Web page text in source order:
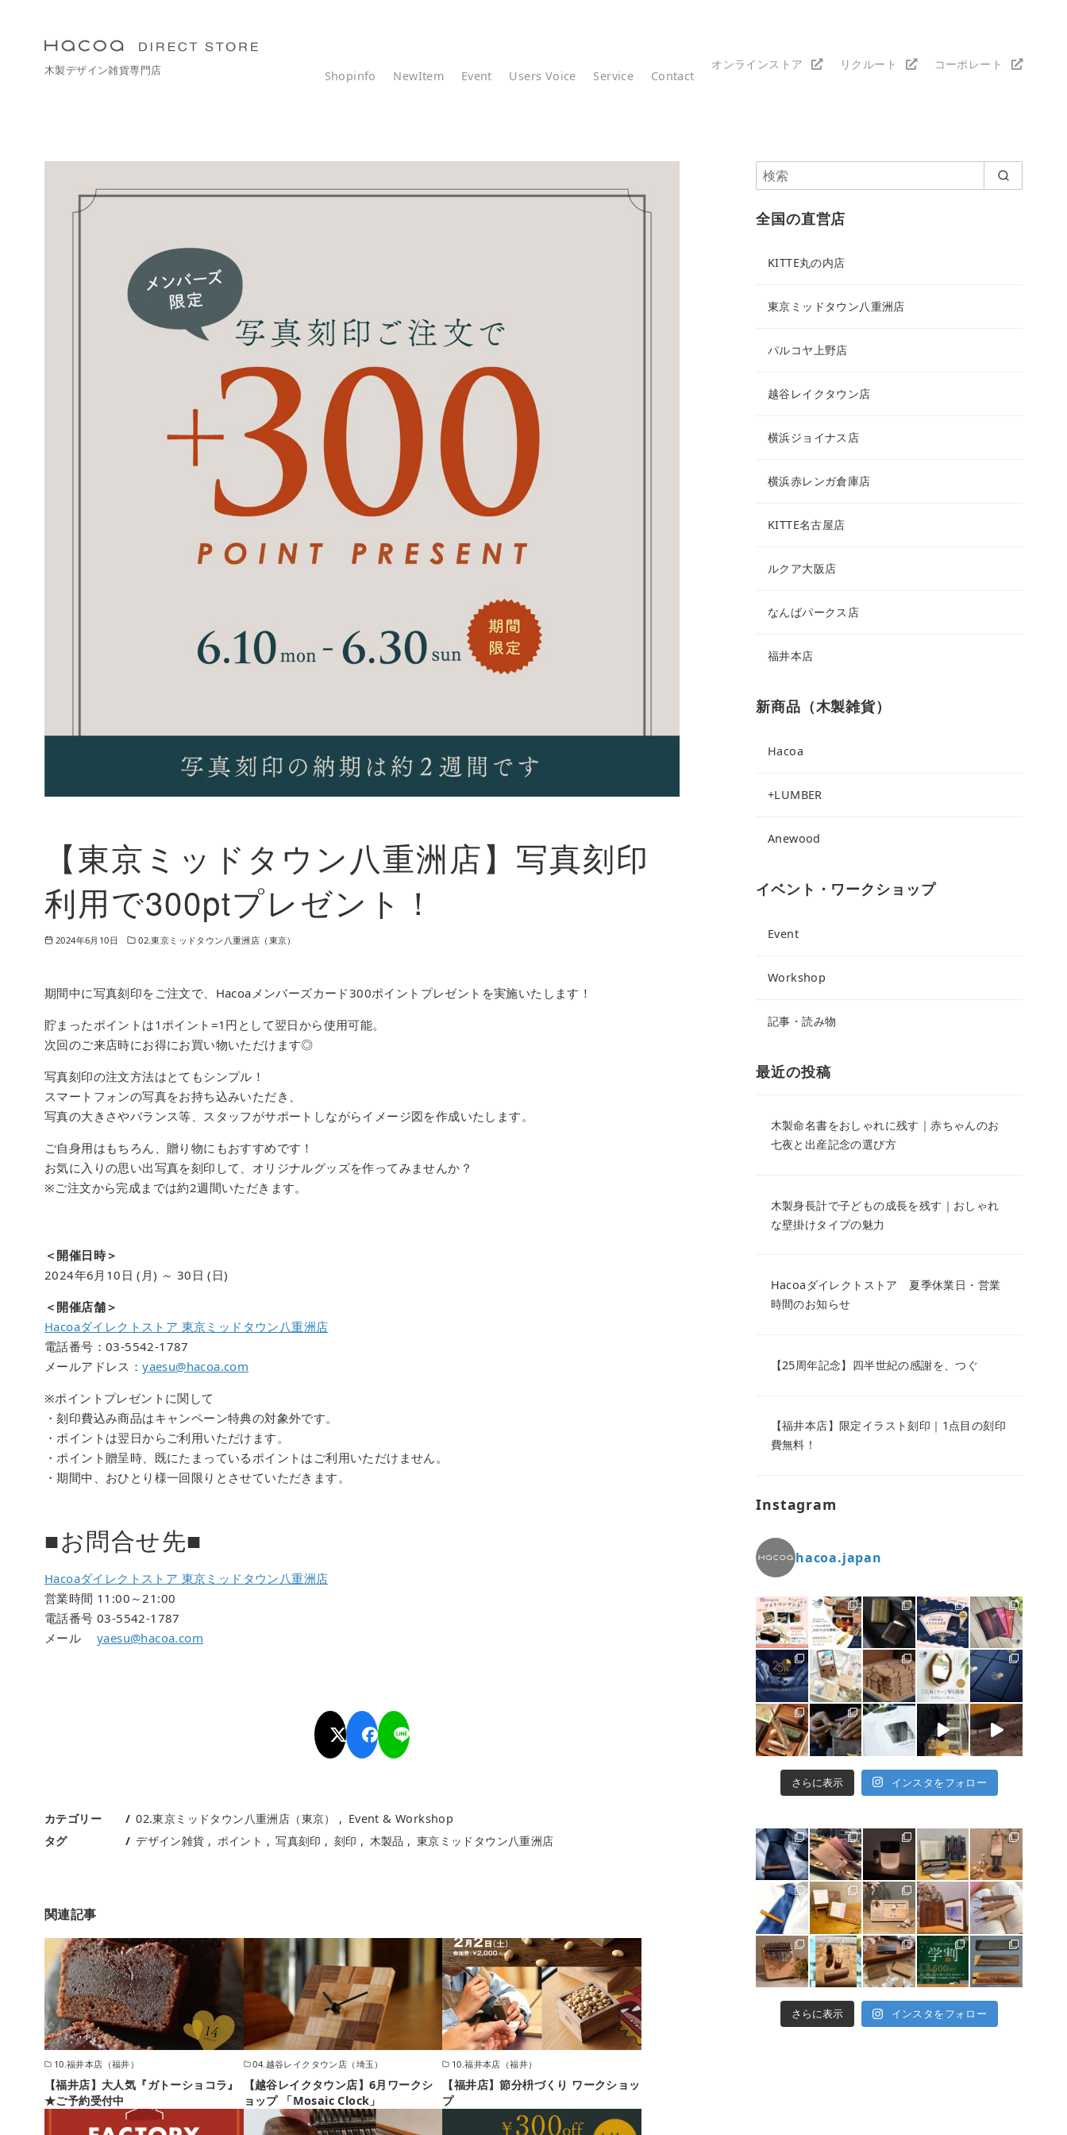
木製デザイン雑貨専門店 Shopinfo NewItem Event Users Voice Service Contact
オンラインストア リクルート コーポレート
【東京ミッドタウン八重洲店】写真刻印
利用で300ptプレゼント！
2024年6月10日 02.東京ミッドタウン八重洲店（東京）
期間中に写真刻印をご注文で、Hacoaメンバーズカード300ポイントプレゼントを実施いたします！
貯まったポイントは1ポイント=1円として翌日から使用可能。
次回のご来店時にお得にお買い物いただけます◎
写真刻印の注文方法はとてもシンプル！
スマートフォンの写真をお持ち込みいただき、
写真の大きさやバランス等、スタッフがサポートしながらイメージ図を作成いたします。
ご自身用はもちろん、贈り物にもおすすめです！
お気に入りの思い出写真を刻印して、オリジナルグッズを作ってみませんか？
※ご注文から完成までは約2週間いただきます。
＜開催日時＞
2024年6月10日 (月) ～ 30日 (日)
＜開催店舗＞
Hacoaダイレクトストア 東京ミッドタウン八重洲店
電話番号：03-5542-1787
メールアドレス：yaesu@hacoa.com
※ポイントプレゼントに関して
・刻印費込み商品はキャンペーン特典の対象外です。
・ポイントは翌日からご利用いただけます。
・ポイント贈呈時、既にたまっているポイントはご利用いただけません。
・期間中、おひとり様一回限りとさせていただきます。
■お問合せ先■
Hacoaダイレクトストア 東京ミッドタウン八重洲店
営業時間 11:00～21:00
電話番号 03-5542-1787
メール yaesu@hacoa.com
カテゴリー 02.東京ミッドタウン八重洲店（東京）
Event & Workshop
タグ
デザイン雑貨 ポイント 写真刻印 刻印 木製品 東京ミッドタウン八重洲店
関連記事
10.福井本店（福井）
【福井店】大人気『ガトーショコラ』
★ご予約受付中
04.越谷レイクタウン店（埼玉）
【越谷レイクタウン店】6月ワークシ
ョップ 「Mosaic Clock」
10.福井本店（福井）
【福井店】節分枡づくり ワークショッ
プ
全国の直営店
KITTE丸の内店
東京ミッドタウン八重洲店
パルコヤ上野店
越谷レイクタウン店
横浜ジョイナス店
横浜赤レンガ倉庫店
KITTE名古屋店
ルクア大阪店
なんばパークス店
福井本店
新商品（木製雑貨）
Hacoa
+LUMBER
Anewood
イベント・ワークショップ
Event
Workshop
記事・読み物
最近の投稿
木製命名書をおしゃれに残す｜赤ちゃんのお
七夜と出産記念の選び方
木製身長計で子どもの成長を残す｜おしゃれ
な壁掛けタイプの魅力
Hacoaダイレクトストア 夏季休業日・営業
時間のお知らせ
【25周年記念】四半世紀の感謝を、つぐ
【福井本店】限定イラスト刻印｜1点目の刻印
費無料！
Instagram
hacoa.japan
さらに表示 インスタをフォロー
さらに表示 インスタをフォロー